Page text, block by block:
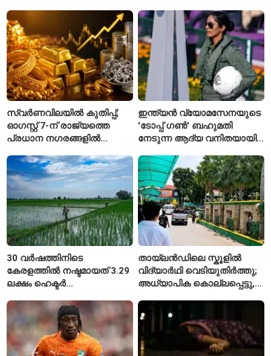
യാത്രക്കാരെ
നിരീക്ഷണത്തിൽ
ചട്ടങ്ങൾ ഇങ്ങനെ
സ്വർണവിലയിൽ കുതിപ്പ്;
ഓഗസ്റ്റ് 7-ന് രാജ്യത്തെ
പ്രധാന നഗരങ്ങളിൽ
ഇന്ത്യൻ വ്യോമസേനയുടെ
'ടോപ്പ് ഗൺ' ബഹുമതി
നേടുന്ന ആദ്യ വനിതയായി
30 വർഷത്തിനിടെ
കേരളത്തിൽ നഷ്ടമായത് 3.29
ലക്ഷം ഹെക്ടർ
തായ്‌ലൻഡിലെ സ്കൂളിൽ
വിദ്യാർഥി വെടിയുതിർത്തു;
അധ്യാപിക കൊല്ലപ്പെട്ടു,